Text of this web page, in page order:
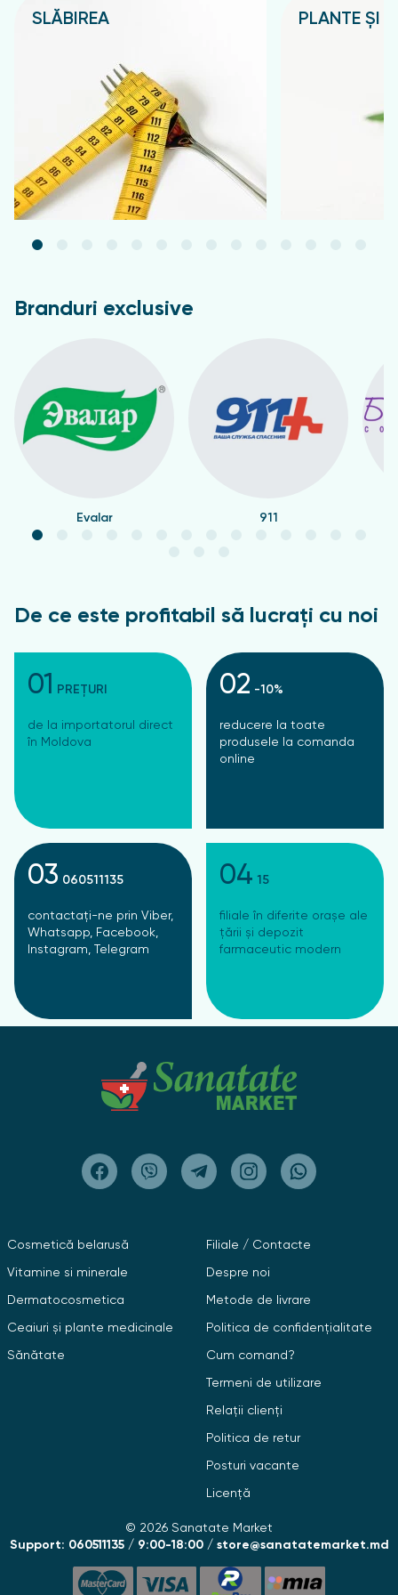
SLĂBIREA PLANTE ȘI
Branduri exclusive
Evalar 911
De ce este profitabil să lucrați cu noi
01 PREȚURI
de la importatorul direct
în Moldova
02 -10%
reducere la toate
produsele la comanda
online
03 060511135
contactați-ne prin Viber,
Whatsapp, Facebook,
Instagram, Telegram
04 15
filiale în diferite orașe ale
țării și depozit
farmaceutic modern
Cosmetică belarusă
Vitamine si minerale
Dermatocosmetica
Ceaiuri și plante medicinale
Sănătate
Filiale / Contacte
Despre noi
Metode de livrare
Politica de confidențialitate
Cum comand?
Termeni de utilizare
Relații clienți
Politica de retur
Posturi vacante
Licență
© 2026 Sanatate Market
Support: 060511135 / 9:00-18:00 / store@sanatatemarket.md